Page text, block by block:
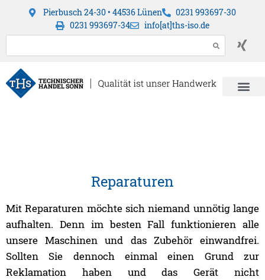
Pierbusch 24-30 • 44536 Lünen
0231 993697-30
0231 993697-34
info[at]ths-iso.de
Reparaturen
Mit Reparaturen möchte sich niemand unnötig lange
aufhalten. Denn im besten Fall funktionieren alle
unsere Maschinen und das Zubehör einwandfrei.
Sollten Sie dennoch einmal einen Grund zur
Reklamation haben und das Gerät nicht